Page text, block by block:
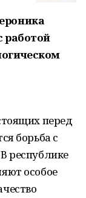
работой
перед
борьба с
республике
особое